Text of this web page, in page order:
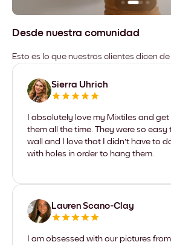
Desde nuestra comunidad
Esto es lo que nuestros clientes dicen
Sierra Uhrich
I absolutely love my Mixtiles and
them all the time. They were so easy
wall and I love that I didn't have to
with holes in order to hang them.
Lauren Scano-Clay
I am obsessed with our pictures